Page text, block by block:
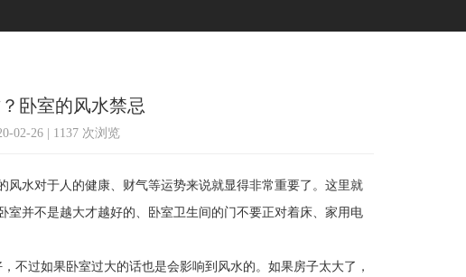
卧室的风水禁忌
02-26 | 1137 次浏览
水对于人的健康、财气等运势来说就显得非常重要了。这里就
并不是越大才越好的、卧室卫生间的门不要正对着床、家用电
过如果卧室过大的话也是会影响到风水的。如果房子太大了，